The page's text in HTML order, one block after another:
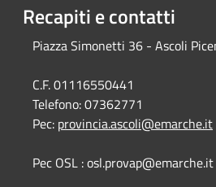
Recapiti e contatti
Piazza Simonetti 36 - Ascoli
C.F. 01116550441
Telefono:07362771
Pec: provincia.ascoli@emarche.it
Pec OSL : osl.provap@emarche.it